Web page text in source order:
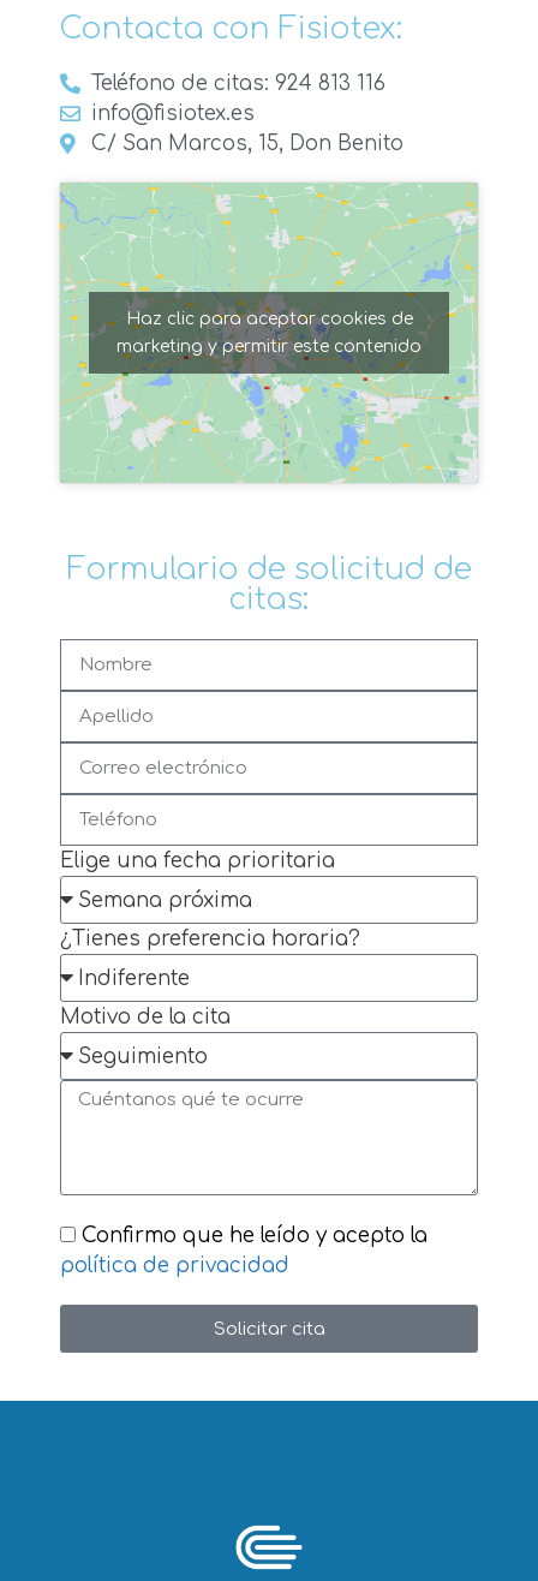
Contacta con Fisiotex:
Teléfono de citas: 924 813 116
info@fisiotex.es
C/ San Marcos, 15, Don Benito
Haz clic para aceptar cookies de
marketing y permitir este contenido
Formulario de solicitud de
citas:
Elige una fecha prioritaria
¿Tienes preferencia horaria?
Motivo de la cita
Confirmo que he leído y acepto la
política de privacidad
Solicitar cita